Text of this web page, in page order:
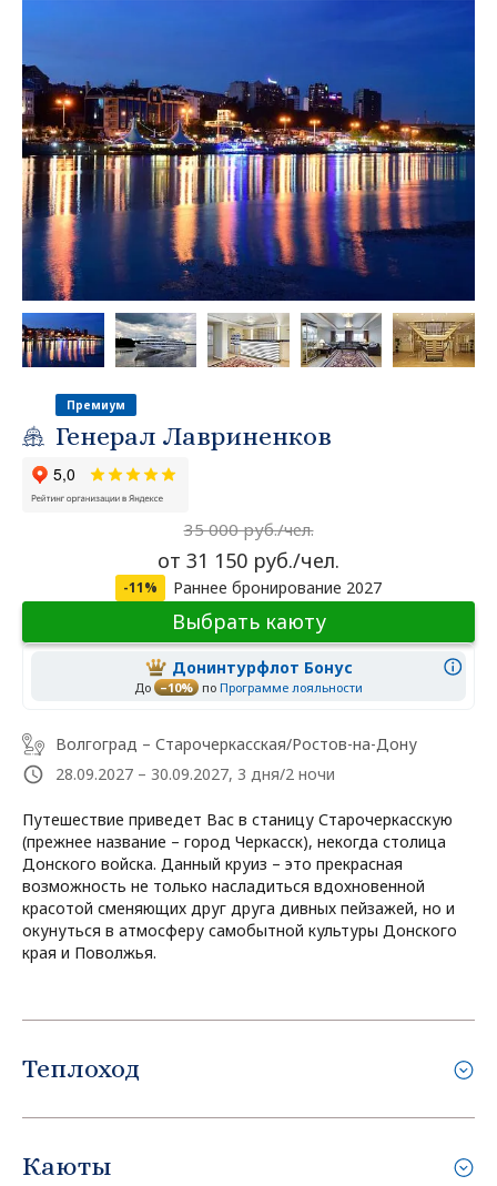
Премиум
Генерал Лавриненков
35 000 руб./чел.
от 31 150 руб./чел.
-11% Раннее бронирование 2027
Выбрать каюту
Донинтурфлот Бонус
До –10% по Программе лояльности
Волгоград – Старочеркасская/Ростов-на-Дону
28.09.2027 – 30.09.2027, 3 дня/2 ночи
Путешествие приведет Вас в станицу Старочеркасскую
(прежнее название – город Черкасск), некогда столица
Донского войска. Данный круиз – это прекрасная
возможность не только насладиться вдохновенной
красотой сменяющих друг друга дивных пейзажей, но и
окунуться в атмосферу самобытной культуры Донского
края и Поволжья.
Теплоход
Каюты